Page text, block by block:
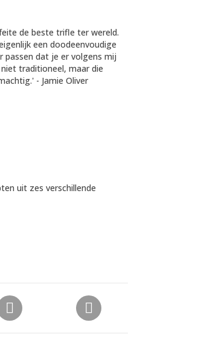
de beste trifle ter wereld.
een doodeenvoudige
passen dat je er volgens mij
traditioneel, maar die
- Jamie Oliver
uit zes verschillende